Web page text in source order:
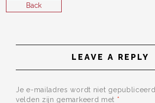
Back
LEAVE A REPLY
Je e-mailadres wordt niet gepubliceerd.
velden zijn gemarkeerd met *